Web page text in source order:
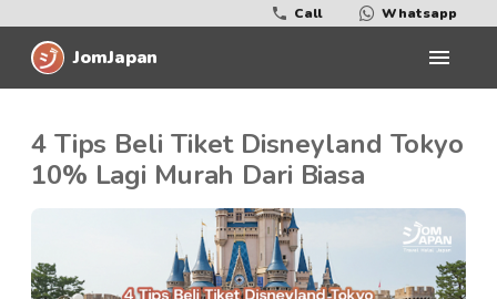
Call Whatsapp
JomJapan
4 Tips Beli Tiket Disneyland Tokyo
10% Lagi Murah Dari Biasa